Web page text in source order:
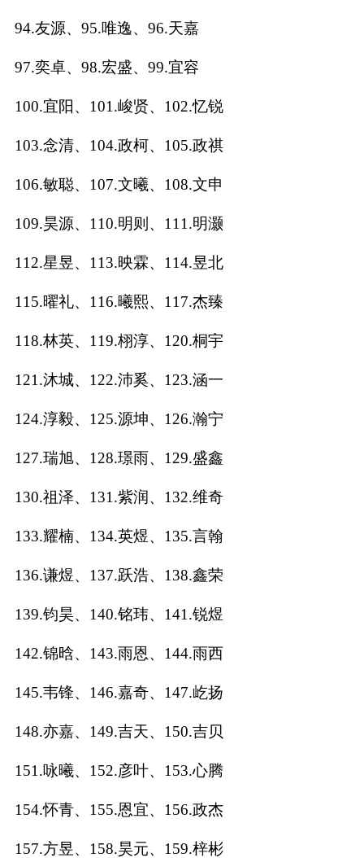
94.友源、95.唯逸、96.天嘉
97.奕卓、98.宏盛、99.宜容
100.宜阳、101.峻贤、102.忆锐
103.念清、104.政柯、105.政祺
106.敏聪、107.文曦、108.文申
109.昊源、110.明则、111.明灏
112.星昱、113.映霖、114.昱北
115.曜礼、116.曦熙、117.杰臻
118.林英、119.栩淳、120.桐宇
121.沐城、122.沛奚、123.涵一
124.淳毅、125.源坤、126.瀚宁
127.瑞旭、128.璟雨、129.盛鑫
130.祖泽、131.紫润、132.维奇
133.耀楠、134.英煜、135.言翰
136.谦煜、137.跃浩、138.鑫荣
139.钧昊、140.铭玮、141.锐煜
142.锦晗、143.雨恩、144.雨西
145.韦锋、146.嘉奇、147.屹扬
148.亦嘉、149.吉天、150.吉贝
151.咏曦、152.彦叶、153.心腾
154.怀青、155.恩宜、156.政杰
157.方昱、158.昊元、159.梓彬